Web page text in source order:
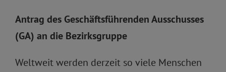
Antrag des Geschäftsführenden Ausschusses
(GA) an die Bezirksgruppe
Weltweit werden derzeit so viele Menschen